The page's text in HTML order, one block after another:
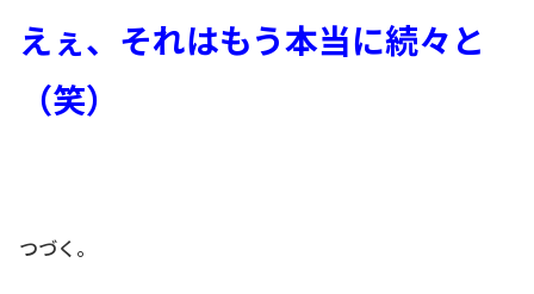
えぇ、それはもう本当に続々と
（笑）
つづく。